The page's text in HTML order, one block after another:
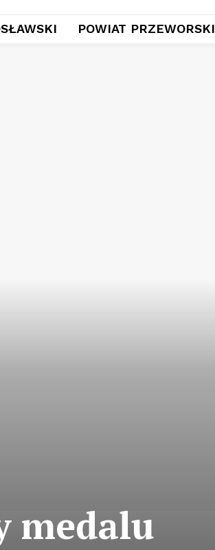
POWIAT PRZEWORSKI
medalu